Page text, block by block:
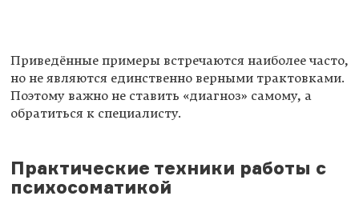
Приведённые примеры встречаются наиболее часто,
но не являются единственно верными трактовками.
Поэтому важно не ставить «диагноз» самому, а
обратиться к специалисту.
Практические техники работы с
психосоматикой